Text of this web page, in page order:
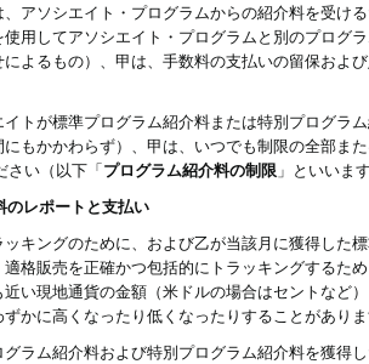
、アソシエイト・プログラムからの紹介料を受け
用してアソシエイト・プログラムと別のプログ
よるもの）、甲は、手数料の支払いの留保およ
トが標準プログラム紹介料または特別プログラ
にもかかわらず）、甲は、いつでも制限の全部
さい（以下「プログラム紹介料の制限 」といいま
のレポートと支払い
キングのために、および乙が当該月に獲得した
格販売を正確かつ包括的にトラッキングするた
い現地通貨の金額（米ドルの場合はセントなど
かに高くなったり低くなったりすることがあり
ラム紹介料および特別プログラム紹介料を獲得